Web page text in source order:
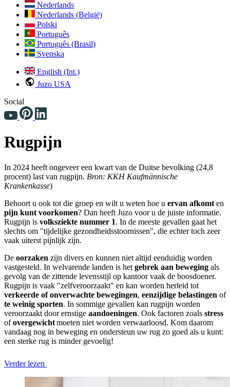
Nederlands
Nederlands (België)
Polski
Português
Português (Brasil)
Svenska
English (Int.)
Juzo USA
Social
Rugpijn
In 2024 heeft ongeveer een kwart van de Duitse bevolking (24,8
procent) last van rugpijn. Bron: KKH Kaufmännische
Krankenkasse)
Behoort u ook tot die groep en wilt u weten hoe u ervan afkomt en
pijn kunt voorkomen? Dan heeft Juzo voor u de juiste informatie.
Rugpijn is volksziekte nummer 1. In de meeste gevallen gaat het
slechts om "tijdelijke gezondheidsstoornissen", die echter toch zeer
vaak uiterst pijnlijk zijn.
De oorzaken zijn divers en kunnen niet altijd eenduidig worden
vastgesteld. In welvarende landen is het gebrek aan beweging als
gevolg van de zittende levensstijl op kantoor vaak de boosdoener.
Rugpijn is vaak "zelfveroorzaakt" en kan worden herleid tot
verkeerde of onverwachte bewegingen, eenzijdige belastingen of
te weinig sporten. In sommige gevallen kan rugpijn worden
veroorzaakt door ernstige aandoeningen. Ook factoren zoals stress
ofovergewichtmoeten niet worden verwaarloosd. Kom daarom
vandaag nog in beweging en ondersteun uw rug zo goed als u kunt:
een sterke rug is minder gevoelig!
Verder lezen